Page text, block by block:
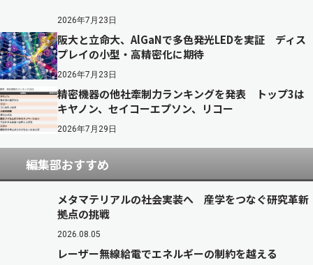
2026年7月23日
阪大と立命大、AlGaNで多色発光LEDを実証 ディス
プレイの小型・高精密化に期待
2026年7月23日
精密機器の他社牽制力ランキングを発表 トップ3は
キヤノン、セイコーエプソン、リコー
2026年7月29日
編集部おすすめ
メタマテリアルの社会実装へ 産学をつなぐ研究革新
拠点の挑戦
2026.08.05
レーザー無線給電でエネルギーの制約を越える